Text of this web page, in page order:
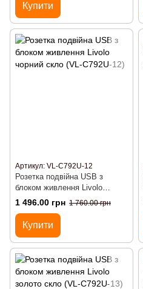
Купити
Артикул: VL-C792U-12
Розетка подвійна USB з
блоком живлення Livolo
чорний скло (VL-C792U-12)
1 496.00 грн 1 760.00 грн
Купити